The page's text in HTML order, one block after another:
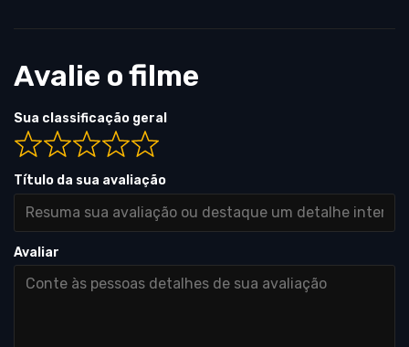
Avalie o filme
Sua classificação geral
Título da sua avaliação
Avaliar